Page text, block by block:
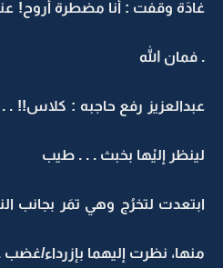
غادَة وقفت : أنا مضطرة أروح!
. فمان الله
عبدالعزيز رفع حاجبه : كلاس!!
لينظر إليْها بخبث . . . طيب
ابتعدت لتخرُج وهي تمَر بجانب
منها، نظرت إليهما بإزرداء/